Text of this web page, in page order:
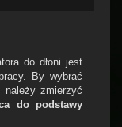
do dłoni jest
By wybrać
należy zmierzyć
do podstawy